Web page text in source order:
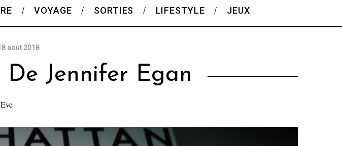
VOYAGE SORTIES LIFESTYLE JEUX
août 2018
Jennifer Egan
Eve